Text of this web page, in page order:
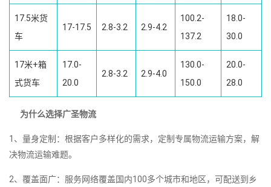
17.5米货
车
17-17.5 2.8-3.2 2.9-4.2
100.2-
137.2
18.0-
30.0
17米+箱
式货车
17.0-
20.0
2.8-3.2 2.9-4.0
130.0-
150.0
20.0-
28.0
为什么选择广圣物流
1、量身定制：根据客户多样化的需求，定制专属物流运输方案，解
决物流运输难题。
2、覆盖面广：服务网络覆盖国内100多个城市和地区，可配送到乡